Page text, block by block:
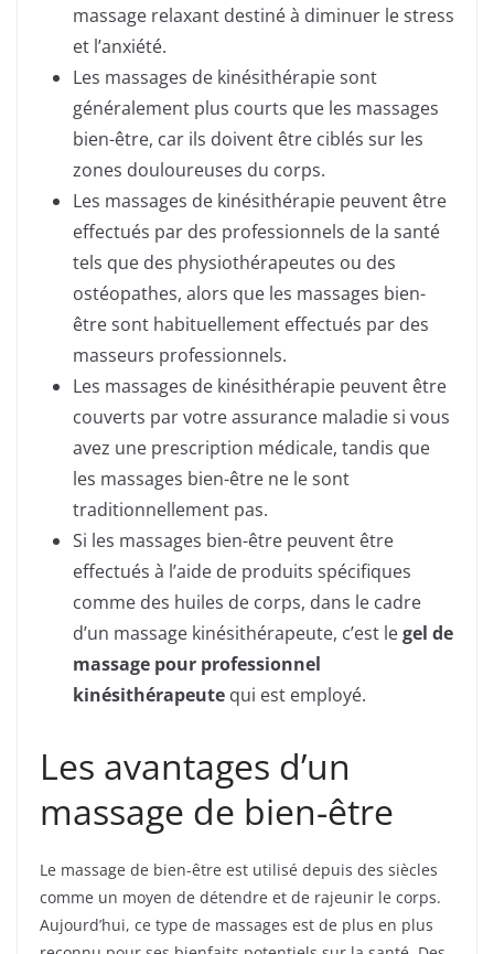
massage relaxant destiné à diminuer le stress
et l’anxiété.
Les massages de kinésithérapie sont
généralement plus courts que les massages
bien-être, car ils doivent être ciblés sur les
zones douloureuses du corps.
Les massages de kinésithérapie peuvent être
effectués par des professionnels de la santé
tels que des physiothérapeutes ou des
ostéopathes, alors que les massages bien-
être sont habituellement effectués par des
masseurs professionnels.
Les massages de kinésithérapie peuvent être
couverts par votre assurance maladie si vous
avez une prescription médicale, tandis que
les massages bien-être ne le sont
traditionnellement pas.
Si les massages bien-être peuvent être
effectués à l’aide de produits spécifiques
comme des huiles de corps, dans le cadre
d’un massage kinésithérapeute, c’est legel de
massage pour professionnel
kinésithérapeute qui est employé.
Les avantages d’un
massage de bien-être
Le massage de bien-être est utilisé depuis des siècles
comme un moyen de détendre et de rajeunir le corps.
Aujourd’hui, ce type de massages est de plus en plus